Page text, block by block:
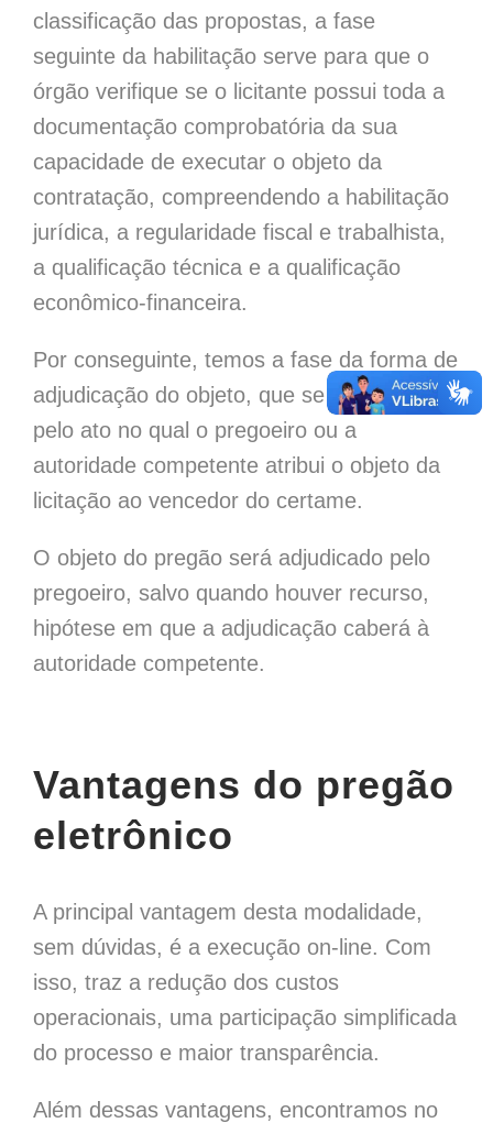
classificação das propostas, a fase
seguinte da habilitação serve para que o
órgão verifique se o licitante possui toda a
documentação comprobatória da sua
capacidade de executar o objeto da
contratação, compreendendo a habilitação
jurídica, a regularidade fiscal e trabalhista,
a qualificação técnica e a qualificação
econômico-financeira.
Por conseguinte, temos a fase da forma de
adjudicação do objeto, que se caracteriza
pelo ato no qual o pregoeiro ou a
autoridade competente atribui o objeto da
licitação ao vencedor do certame.
O objeto do pregão será adjudicado pelo
pregoeiro, salvo quando houver recurso,
hipótese em que a adjudicação caberá à
autoridade competente.
Vantagens do pregão
eletrônico
A principal vantagem desta modalidade,
sem dúvidas, é a execução on-line. Com
isso, traz a redução dos custos
operacionais, uma participação simplificada
do processo e maior transparência.
Além dessas vantagens, encontramos no